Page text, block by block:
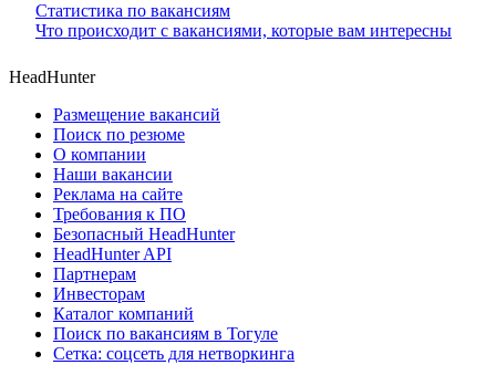
Статистика по вакансиям
Что происходит с вакансиями, которые вам интересны
HeadHunter
Размещение вакансий
Поиск по резюме
О компании
Наши вакансии
Реклама на сайте
Требования к ПО
Безопасный HeadHunter
HeadHunter API
Партнерам
Инвесторам
Каталог компаний
Поиск по вакансиям в Тогуле
Сетка: соцсеть для нетворкинга